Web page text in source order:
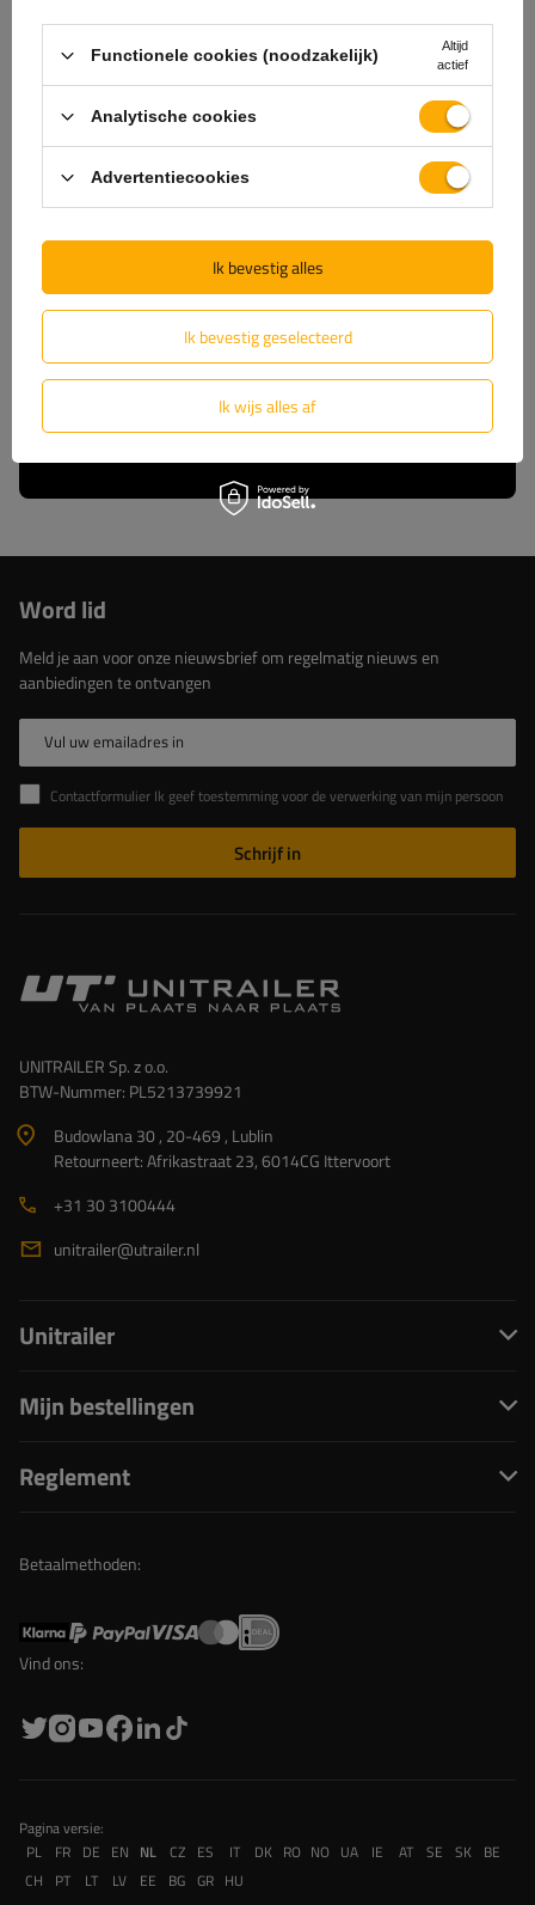
De officiële webshop van
de fabrikant
GARANTIE OP KWALITEIT EN AUTHENTICITEIT
koopt, kiest u ervoor om
rechtstreeks bij de fabrikant te kopen. U bent er
100% zeker van dat het product origineel is en dat
de transactie volledig veilig is. Wij ontwerpen en
bouwen onze aanhangwagens zelf, daarom bieden
wij u volledige technische ondersteuning en
constante toegang tot originele reserveonderdelen.
Kies voor beproefde oplossingen van de marktleider.
Lees meer over ons
Word lid
Meld je aan voor onze nieuwsbrief om regelmatig nieuws en
aanbiedingen te ontvangen
Vul uw emailadres in
Contactformulier Ik geef toestemming voor de verwerking van mijn persoonlijke gegevens in het contactformulier in overeenstemming met de Verordening van het Europees Parlement en de Raad (EU)
Schrijf in
UNITRAILER Sp. z o.o.
BTW-Nummer: PL5213739921
Budowlana 30 , 20-469 , Lublin
Retourneert: Afrikastraat 23, 6014CG Ittervoort
+31 30 3100444
unitrailer@utrailer.nl
Unitrailer
Mijn bestellingen
Reglement
Betaalmethoden:
Vind ons:
Pagina versie:
PL
FR DE EN NL CZ ES IT DK RO NO UA IE AT SE SK BE
CH
PT LT LV EE BG GR HU
Functionele cookies (noodzakelijk)
Altijd
actief
Analytische cookies
Advertentiecookies
Ik bevestig geselecteerd
Ik wijs alles af
Ik bevestig alles